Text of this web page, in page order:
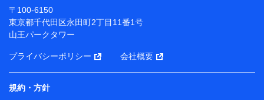
ため
（各サービスで取得したサービス利用履歴、ウェブサイ
トの閲覧履歴、購買履歴、ご契約内容等のパーソナルデ
ータを分析して、お客さまの趣味・嗜好・傾向に応じた
サービス・商品等に関するご提案や広告の配信等を行う
ことがあります。）
各種セミナーの開催のため
コンサルティングサービスの実施のため
アンケートやキャンペーン等の実施のため
〒100-6150
東京都千代田区永田町2丁目11番1号
山王パークタワー
プライバシーポリシー 会社概要
規約・方針